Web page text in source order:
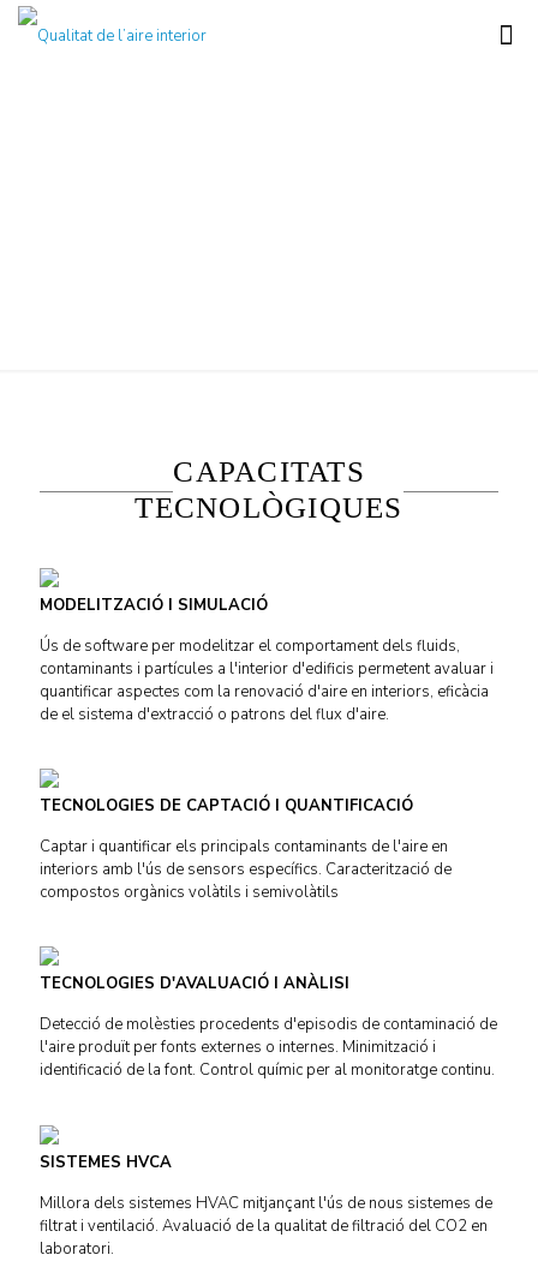
CAPACITATS
TECNOLÒGIQUES
MODELITZACIÓ I SIMULACIÓ
Ús de software per modelitzar el comportament dels fluids,
contaminants i partícules a l'interior d'edificis permetent avaluar i
quantificar aspectes com la renovació d'aire en interiors, eficàcia
de el sistema d'extracció o patrons del flux d'aire.
TECNOLOGIES DE CAPTACIÓ I QUANTIFICACIÓ
Captar i quantificar els principals contaminants de l'aire en
interiors amb l'ús de sensors específics. Caracterització de
compostos orgànics volàtils i semivolàtils
TECNOLOGIES D'AVALUACIÓ I ANÀLISI
Detecció de molèsties procedents d'episodis de contaminació de
l'aire produït per fonts externes o internes. Minimització i
identificació de la font. Control químic per al monitoratge continu.
SISTEMES HVCA
Millora dels sistemes HVAC mitjançant l'ús de nous sistemes de
filtrat i ventilació. Avaluació de la qualitat de filtració del CO2 en
laboratori.